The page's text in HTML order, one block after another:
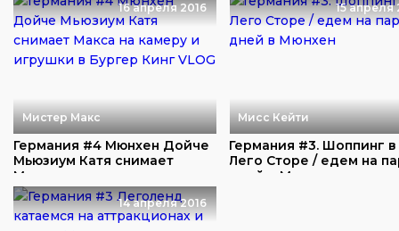
16 апреля 2016
Мистер Макс
Германия #4 Мюнхен Дойче
Мьюзиум Катя снимает
Макса на камер...
15 апреля
Мисс Кейти
Германия #3. Шоппинг в
Лего Сторе / едем на
дней в Мюнх...
14 апреля 2016